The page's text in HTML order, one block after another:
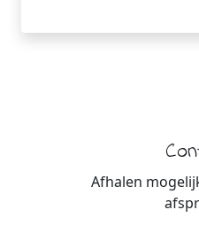
Afhalen